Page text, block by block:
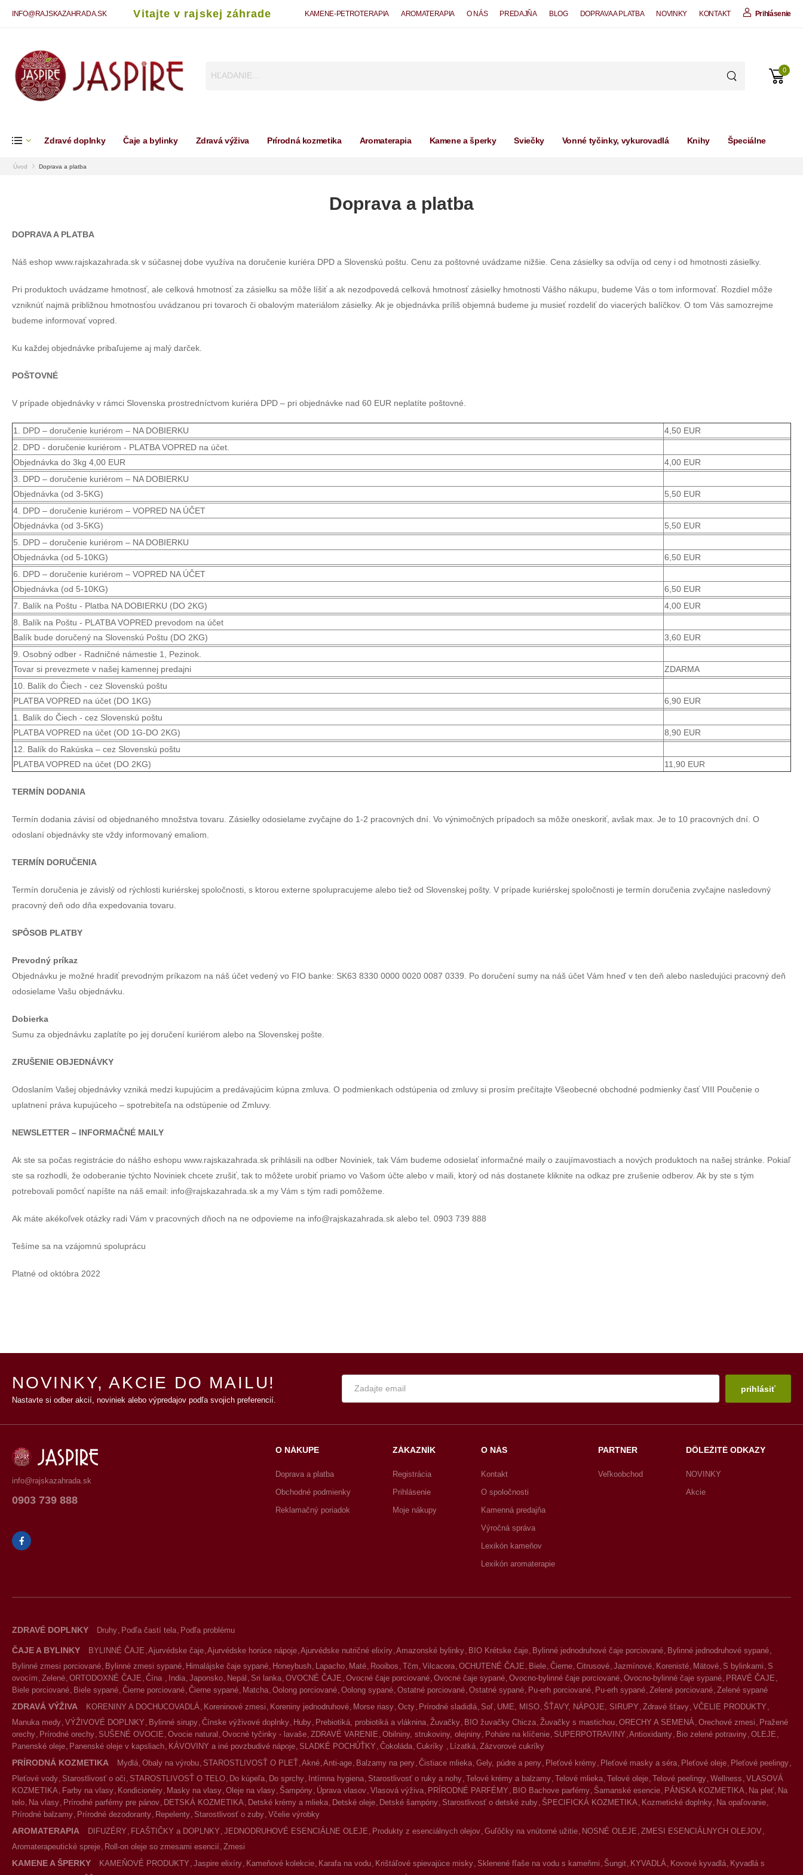
INFO@RAJSKAZAHRADA.SK Vitajte v rajskej záhrade KAMENE-PETROTERAPIA AROMATERAPIA O NÁS PREDAJŇA BLOG DOPRAVA A PLATBA NOVINKY KONTAKT Prihlásenie
0
Zdravé doplnky Čaje a bylinky Zdravá výživa Prírodná kozmetika Aromaterapia Kamene a šperky Sviečky Vonné tyčinky, vykurovadlá Knihy Špeciálne
Úvod Doprava a platba
Doprava a platba
DOPRAVA A PLATBA
Náš eshop www.rajskazahrada.sk v súčasnej dobe využíva na doručenie kuriéra DPD a Slovenskú poštu. Cenu za poštovné uvádzame nižšie. Cena zásielky sa odvíja od ceny i od hmotnosti zásielky.
Pri produktoch uvádzame hmotnosť, ale celková hmotnosť za zásielku sa môže líšiť a ak nezodpovedá celková hmotnosť zásielky hmotnosti Vášho nákupu, budeme Vás o tom informovať. Rozdiel môže
vzniknúť najmä približnou hmotnosťou uvádzanou pri tovaroch či obalovým materiálom zásielky. Ak je objednávka príliš objemná budeme ju musieť rozdeliť do viacerých balíčkov. O tom Vás samozrejme
budeme informovať vopred.
Ku každej objednávke pribaľujeme aj malý darček.
POŠTOVNÉ
V prípade objednávky v rámci Slovenska prostredníctvom kuriéra DPD – pri objednávke nad 60 EUR neplatíte poštovné.
1. DPD – doručenie kuriérom – NA DOBIERKU
4,50 EUR
2. DPD - doručenie kuriérom - PLATBA VOPRED na účet.
Objednávka do 3kg 4,00 EUR
4,00 EUR
3. DPD – doručenie kuriérom – NA DOBIERKU
Objednávka (od 3-5KG)
5,50 EUR
4. DPD – doručenie kuriérom – VOPRED NA ÚČET
Objednávka (od 3-5KG)
5,50 EUR
5. DPD – doručenie kuriérom – NA DOBIERKU
Objednávka (od 5-10KG)
6,50 EUR
6. DPD – doručenie kuriérom – VOPRED NA ÚČET
Objednávka (od 5-10KG)
6,50 EUR
7. Balík na Poštu - Platba NA DOBIERKU (DO 2KG)
4,00 EUR
8. Balík na Poštu - PLATBA VOPRED prevodom na účet
Balík bude doručený na Slovenskú Poštu (DO 2KG)
3,60 EUR
9. Osobný odber - Radničné námestie 1, Pezinok.
Tovar si prevezmete v našej kamennej predajni
ZDARMA
10. Balík do Čiech - cez Slovenskú poštu
PLATBA VOPRED na účet (DO 1KG)
6,90 EUR
1. Balík do Čiech - cez Slovenskú poštu
PLATBA VOPRED na účet (OD 1G-DO 2KG)
8,90 EUR
12. Balík do Rakúska – cez Slovenskú poštu
PLATBA VOPRED na účet (DO 2KG)
11,90 EUR
TERMÍN DODANIA
Termín dodania závisí od objednaného množstva tovaru. Zásielky odosielame zvyčajne do 1-2 pracovných dní. Vo výnimočných prípadoch sa môže oneskoriť, avšak max. Je to 10 pracovných dní. O
odoslaní objednávky ste vždy informovaný emaliom.
TERMÍN DORUČENIA
Termín doručenia je závislý od rýchlosti kuriérskej spoločnosti, s ktorou externe spolupracujeme alebo tiež od Slovenskej pošty. V prípade kuriérskej spoločnosti je termín doručenia zvyčajne nasledovný
pracovný deň odo dňa expedovania tovaru.
SPÔSOB PLATBY
Prevodný príkaz
Objednávku je možné hradiť prevodným príkazom na náš účet vedený vo FIO banke: SK63 8330 0000 0020 0087 0339. Po doručení sumy na náš účet Vám hneď v ten deň alebo nasledujúci pracovný deň
odosielame Vašu objednávku.
Dobierka
Sumu za objednávku zaplatíte po jej doručení kuriérom alebo na Slovenskej pošte.
ZRUŠENIE OBJEDNÁVKY
Odoslaním Vašej objednávky vzniká medzi kupujúcim a predávajúcim kúpna zmluva. O podmienkach odstúpenia od zmluvy si prosím prečítajte Všeobecné obchodné podmienky časť VIII Poučenie o
uplatnení práva kupujúceho – spotrebiteľa na odstúpenie od Zmluvy.
NEWSLETTER – INFORMAČNÉ MAILY
Ak ste sa počas registrácie do nášho eshopu www.rajskazahrada.sk prihlásili na odber Noviniek, tak Vám budeme odosielať informačné maily o zaujímavostiach a nových produktoch na našej stránke. Pokiaľ
ste sa rozhodli, že odoberanie týchto Noviniek chcete zrušiť, tak to môžete urobiť priamo vo Vašom účte alebo v maili, ktorý od nás dostanete kliknite na odkaz pre zrušenie odberov. Ak by ste s tým
potrebovali pomôcť napíšte na náš email: info@rajskazahrada.sk a my Vám s tým radi pomôžeme.
Ak máte akékoľvek otázky radi Vám v pracovných dňoch na ne odpovieme na info@rajskazahrada.sk alebo tel. 0903 739 888
Tešíme sa na vzájomnú spoluprácu
Platné od októbra 2022
NOVINKY, AKCIE DO MAILU!
Nastavte si odber akcií, noviniek alebo výpredajov podľa svojich preferencií.
prihlásiť
info@rajskazahrada.sk
0903 739 888
O NÁKUPE
Doprava a platba
Obchodné podmienky
Reklamačný poriadok
ZÁKAZNÍK
Registrácia
Prihlásenie
Moje nákupy
O NÁS
Kontakt
O spoločnosti
Kamenná predajňa
Výročná správa
Lexikón kameňov
Lexikón aromaterapie
PARTNER
Veľkoobchod
DÔLEŽITÉ ODKAZY
NOVINKY
Akcie
ZDRAVÉ DOPLNKY Druhy Podľa častí tela Podľa problému
ČAJE A BYLINKY BYLINNÉ ČAJE Ajurvédske čaje Ajurvédske horúce nápoje Ajurvédske nutričné elixíry Amazonské bylinky BIO Krétske čaje Bylinné jednodruhové čaje porciované Bylinné jednodruhové sypané
Bylinné zmesi porciované Bylinné zmesi sypané Himalájske čaje sypané Honeybush Lapacho Maté Rooibos Tčm Vilcacora OCHUTENÉ ČAJE Biele Čierne Citrusové Jazmínové Korenisté Mätové S bylinkami S
ovocím Zelené ORTODOXNÉ ČAJE Čína India Japonsko Nepál Sri lanka OVOCNÉ ČAJE Ovocné čaje porciované Ovocné čaje sypané Ovocno-bylinné čaje porciované Ovocno-bylinné čaje sypané PRAVÉ ČAJE
Biele porciované Biele sypané Čierne porciované Čierne sypané Matcha Oolong porciované Oolong sypané Ostatné porciované Ostatné sypané Pu-erh porciované Pu-erh sypané Zelené porciované Zelené sypané
ZDRAVÁ VÝŽIVA KORENINY A DOCHUCOVADLÁ Koreninové zmesi Koreniny jednodruhové Morse riasy Octy Prírodné sladidlá Soľ UME, MISO ŠŤAVY, NÁPOJE, SIRUPY Zdravé šťavy VČELIE PRODUKTY
Manuka medy VÝŽIVOVÉ DOPLNKY Bylinné sirupy Čínske výživové doplnky Huby Prebiotiká, probiotiká a vláknina Žuvačky BIO žuvačky Chicza Žuvačky s mastichou ORECHY A SEMENÁ Orechové zmesi
Pražené
orechy Prírodné orechy SUŠENÉ OVOCIE Ovocie natural Ovocné tyčinky - lavaše ZDRAVÉ VARENIE Obilniny, strukoviny, olejniny Poháre na klíčenie SUPERPOTRAVINY Antioxidanty Bio zelené potraviny OLEJE
Panenské oleje Panenské oleje v kapsliach KÁVOVINY a iné povzbudivé nápoje SLADKÉ POCHÚŤKY Čokoláda Cukríky Lízatká Zázvorové cukríky
PRÍRODNÁ KOZMETIKA Mydlá Obaly na výrobu STAROSTLIVOSŤ O PLEŤ Akné Anti-age Balzamy na pery Čistiace mlieka Gely, púdre a peny Pleťové krémy Pleťové masky a séra Pleťové oleje Pleťové peelingy
Pleťové vody Starostlivosť o oči STAROSTLIVOSŤ O TELO Do kúpeľa Do sprchy Intímna hygiena Starostlivosť o ruky a nohy Telové krémy a balzamy Telové mlieka Telové oleje Telové peelingy Wellness VLASOVÁ
KOZMETIKA Farby na vlasy Kondicionéry Masky na vlasy Oleje na vlasy Šampóny Úprava vlasov Vlasová výživa PRÍRODNÉ PARFÉMY BIO Bachove parfémy Šamanské esencie PÁNSKA KOZMETIKA Na pleť Na
telo Na vlasy Prírodné parfémy pre pánov DETSKÁ KOZMETIKA Detské krémy a mlieka Detské oleje Detské šampóny Starostlivosť o detské zuby ŠPECIFICKÁ KOZMETIKA Kozmetické doplnky Na opaľovanie
Prírodné balzamy Prírodné dezodoranty Repelenty Starostlivosť o zuby Včelie výrobky
AROMATERAPIA DIFUZÉRY FĽAŠTIČKY a DOPLNKY JEDNODRUHOVÉ ESENCIÁLNE OLEJE Produkty z esenciálnych olejov Guľôčky na vnútorné užitie NOSNÉ OLEJE ZMESI ESENCIÁLNYCH OLEJOV
Aromaterapeutické spreje Roll-on oleje so zmesami esencií Zmesi
KAMENE A ŠPERKY KAMEŇOVÉ PRODUKTY Jaspire elixíry Kameňové kolekcie Karafa na vodu Krištáľové spievajúce misky Sklenené fľaše na vodu s kameňmi Šungit KYVADLÁ Kovové kyvadlá Kyvadlá s